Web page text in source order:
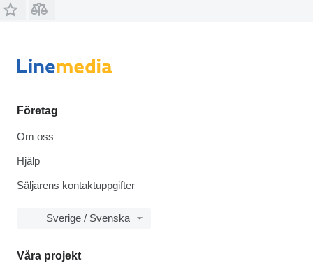
Företag
Om oss
Hjälp
Säljarens kontaktuppgifter
Sverige / Svenska
Våra projekt